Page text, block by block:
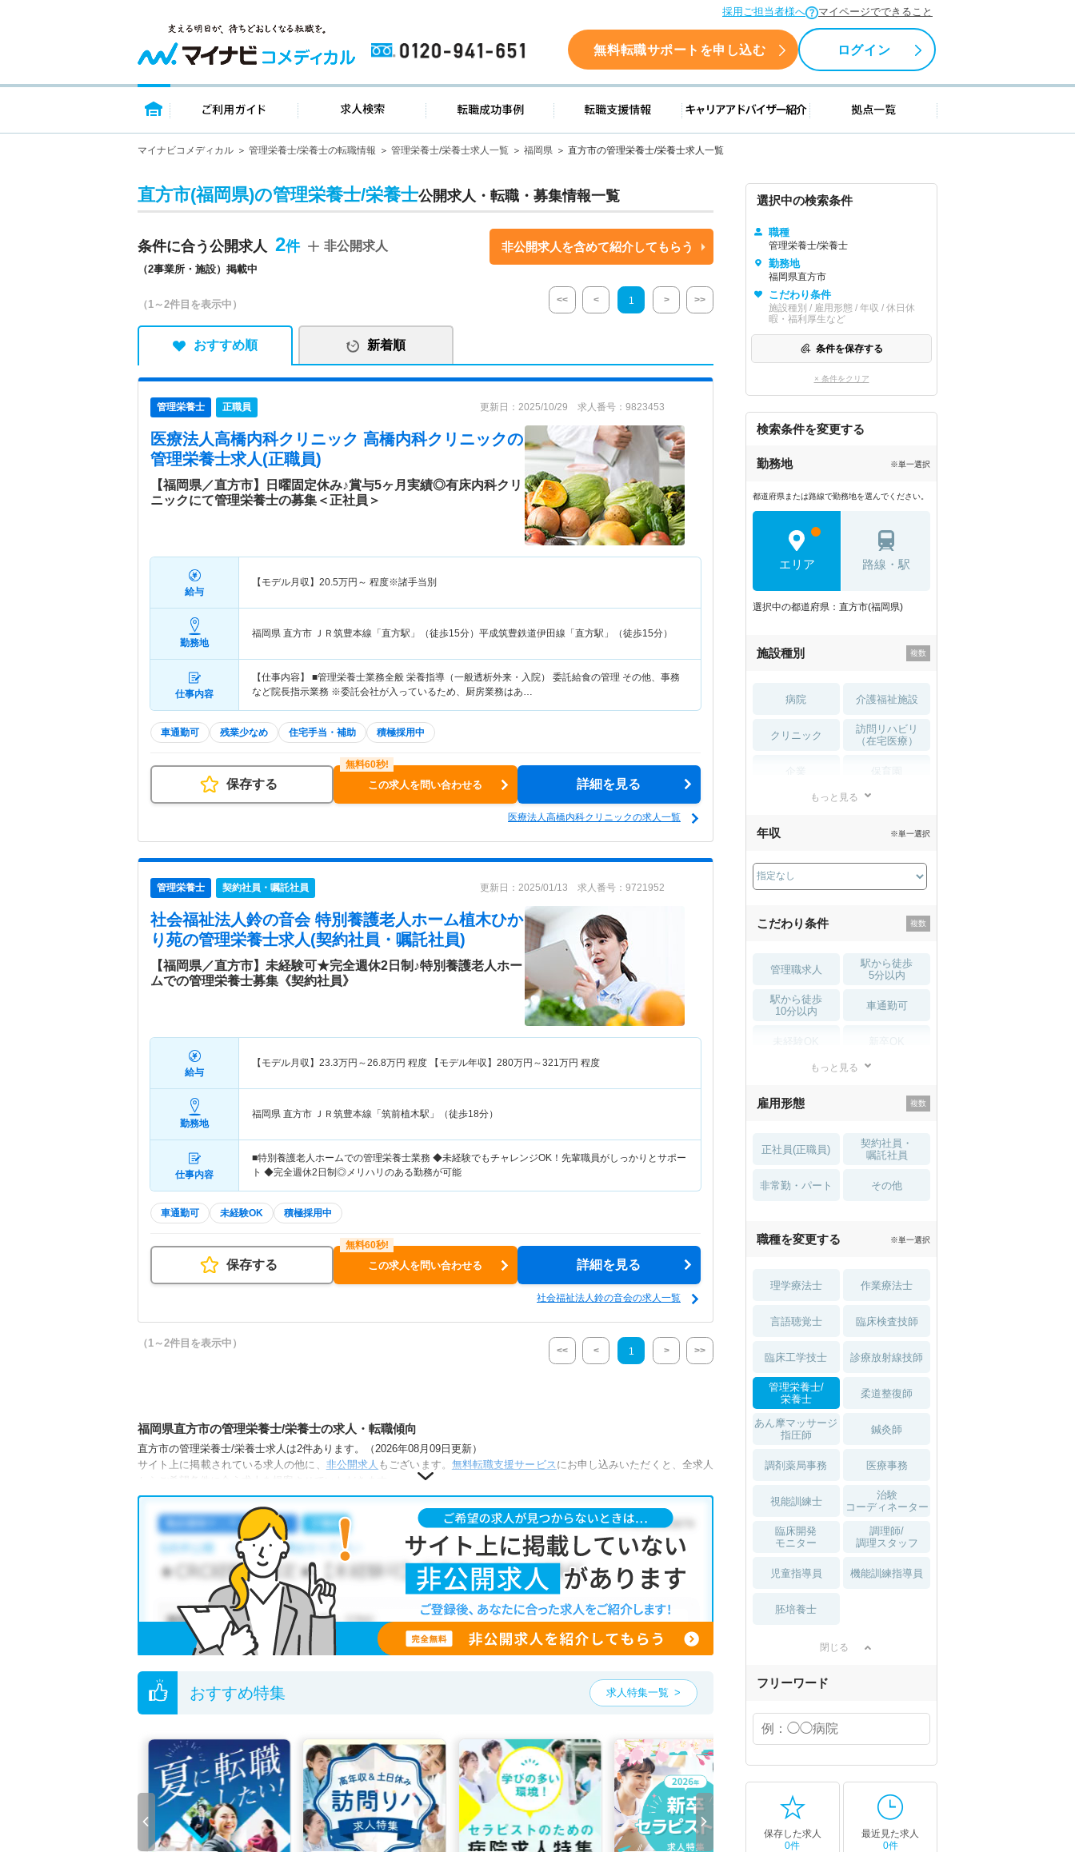
採用ご担当者様へ マイページでできること
0120-941-651 無料転職サポートを申し込む ログイン
トップページ ご利用ガイド 求人検索 転職成功事例 転職支援情報 キャリアアドバイザー紹介 拠点一覧
マイナビコメディカル 管理栄養士/栄養士の転職情報 管理栄養士/栄養士求人一覧 福岡県 直方市の管理栄養士/栄養士求人一覧
直方市(福岡県)の管理栄養士/栄養士公開求人・転職・募集情報一覧
条件に合う公開求人 2
（2事業所・施設）掲載中
非公開求人 非公開求人を含めて紹介してもらう
（1～2件目を表示中） << < 1 > >>
おすすめ順 新着順
管理栄養士 正職員 更新日：2025/10/29 求人番号：9823453
医療法人高橋内科クリニック 高橋内科クリニックの
管理栄養士求人(正職員)
【福岡県／直方市】日曜固定休み♪賞与5ヶ月実績◎有床内科クリ
ニックにて管理栄養士の募集＜正社員＞
給与
【モデル月収】 20.5万円～ 程度※諸手当別
勤務地
福岡県 直方市 ＪＲ筑豊本線「直方駅」（徒歩15分）平成筑豊鉄道伊田線「直方駅」（徒歩15分）
仕事内容
【仕事内容】 ■管理栄養士業務全般 栄養指導（一般透析外来・入院） 委託給食の管理 その他、事務
など院長指示業務 ※委託会社が入っているため、厨房業務はあ…
車通勤可 残業少なめ 住宅手当・補助 積極採用中
保存する この求人を問い合わせる 詳細を見る
医療法人高橋内科クリニックの求人一覧
管理栄養士 契約社員・嘱託社員 更新日：2025/01/13 求人番号：9721952
社会福祉法人鈴の音会 特別養護老人ホーム植木ひか
り苑の管理栄養士求人(契約社員・嘱託社員)
【福岡県／直方市】未経験可★完全週休2日制♪特別養護老人ホー
ムでの管理栄養士募集《契約社員》
給与
【モデル月収】 23.3万円～26.8万円 程度 【モデル年収】 280万円～321万円 程度
勤務地
福岡県 直方市 ＪＲ筑豊本線「筑前植木駅」（徒歩18分）
仕事内容
■特別養護老人ホームでの管理栄養士業務 ◆未経験でもチャレンジOK！先輩職員がしっかりとサポー
ト ◆完全週休2日制◎メリハリのある勤務が可能
車通勤可 未経験OK 積極採用中
保存する この求人を問い合わせる 詳細を見る
社会福祉法人鈴の音会の求人一覧
（1～2件目を表示中）
<< < 1 > >>
福岡県直方市の管理栄養士/栄養士の求人・転職傾向
直方市の管理栄養士/栄養士求人は2件あります。（2026年08月09日更新）
サイト上に掲載されている求人の他に、 非公開求人 もございます。 無料転職支援サービス にお申し込みいただくと、全求人
直方市の管理栄養士/栄養士求人では以下のような条件が人気です。
積極採用中・残業少なめ・住宅手当・補助あり 正社員(正職員)・クリニック・介護福祉施設
他の条件でも人気の求人がございますので、「こだわり条件」から検索いただくか、お気軽にお問い合わせください。
全国の管理栄養士/栄養士求人から検索いただくことも可能です。
無料転職支援サービスにお申し込みいただくと、ご希望条件をヒアリングした上で求人をご提案いたします。
ご希望条件がまだ定まっていない方は
人気の希望条件をピックアップした求人特集をぜひご活用ください。
転職支援の他、情報収集や募集状況の確認も、お気軽にご相談ください。
おすすめ特集 求人特集一覧
選択中の検索条件
職種
管理栄養士/栄養士
勤務地
福岡県直方市
こだわり条件
施設種別 / 雇用形態 / 年収 / 休日休
暇・福利厚生など
条件を保存する
× 条件をクリア
検索条件を変更する
勤務地 ※単一選択
都道府県または路線で勤務地を選んでください。
エリア 路線・駅
選択中の都道府県：直方市(福岡県)
施設種別
病院 介護福祉施設
クリニック
訪問リハビリ
（在宅医療）
薬局・
もっと見る
年収 ※単一選択
こだわり条件
管理職求人
駅から徒歩
5分以内
駅から徒歩
10分以内
車通勤可
住宅手当・補助
土日祝休 無資格 OK
積極採用中 WEB面接OK
もっと見る
雇用形態
正社員(正職員)
契約社員・
嘱託社員
非常勤・パート その他
職種を変更する ※単一選択
理学療法士 作業療法士
言語聴覚士 臨床検査技師
臨床工学技士 診療放射線技師
管理栄養士/
栄養士
柔道整復師
あん摩マッサージ
指圧師
鍼灸師
調剤薬局事務 医療事務
視能訓練士
治験
コーディネーター
臨床開発
モニター
調理師/
調理スタッフ
児童指導員 機能訓練指導員
胚培養士
閉じる
フリーワード
保存した求人
0件
最近見た求人
0件